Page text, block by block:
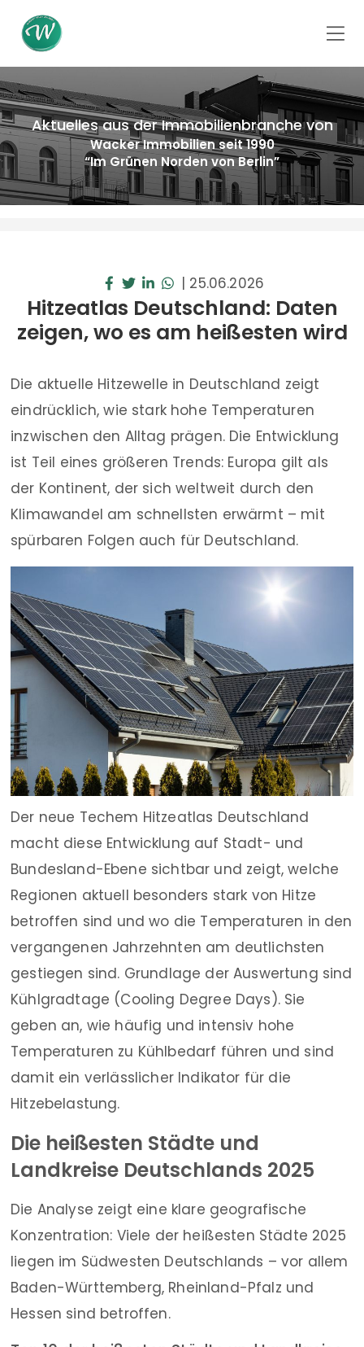
Aktuelles aus der Immobilienbranche von
Wacker Immobilien seit 1990
“Im Grünen Norden von Berlin”
| 25.06.2026
Hitzeatlas Deutschland: Daten
zeigen, wo es am heißesten wird
Die aktuelle Hitzewelle in Deutschland zeigt
eindrücklich, wie stark hohe Temperaturen
inzwischen den Alltag prägen. Die Entwicklung
ist Teil eines größeren Trends: Europa gilt als
der Kontinent, der sich weltweit durch den
Klimawandel am schnellsten erwärmt – mit
spürbaren Folgen auch für Deutschland.
Der neue Techem Hitzeatlas Deutschland
macht diese Entwicklung auf Stadt- und
Bundesland-Ebene sichtbar und zeigt, welche
Regionen aktuell besonders stark von Hitze
betroffen sind und wo die Temperaturen in den
vergangenen Jahrzehnten am deutlichsten
gestiegen sind. Grundlage der Auswertung sind
Kühlgradtage (Cooling Degree Days). Sie
geben an, wie häufig und intensiv hohe
Temperaturen zu Kühlbedarf führen und sind
damit ein verlässlicher Indikator für die
Hitzebelastung.
Die heißesten Städte und
Landkreise Deutschlands 2025
Die Analyse zeigt eine klare geografische
Konzentration: Viele der heißesten Städte 2025
liegen im Südwesten Deutschlands – vor allem
Baden-Württemberg, Rheinland-Pfalz und
Hessen sind betroffen.